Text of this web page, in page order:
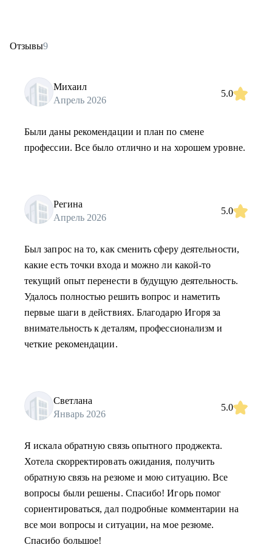
Отзывы9
Михаил
Апрель 2026
5.0
Были даны рекомендации и план по смене
профессии. Все было отлично и на хорошем уровне.
Регина
Апрель 2026
5.0
Был запрос на то, как сменить сферу деятельности,
какие есть точки входа и можно ли какой-то
текущий опыт перенести в будущую деятельность.
Удалось полностью решить вопрос и наметить
первые шаги в действиях. Благодарю Игоря за
внимательность к деталям, профессионализм и
четкие рекомендации.
Светлана
Январь 2026
5.0
Я искала обратную связь опытного проджекта.
Хотела скорректировать ожидания, получить
обратную связь на резюме и мою ситуацию. Все
вопросы были решены. Спасибо! Игорь помог
сориентироваться, дал подробные комментарии на
все мои вопросы и ситуации, на мое резюме.
Спасибо большое!